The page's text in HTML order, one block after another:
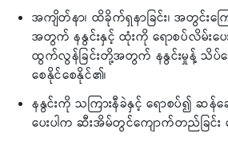
အကျိတ်နာ၊ ထိခိုက်ရှနာခြင်း၊ အတွင်းက
အတွက် နနွင်းနှင့် ထုံးကို ရောစပ်လိမ်းပေး
ထွက်လွန်ခြင်းတို့အတွက် နနွင်းမှုန့် သိပ်ပေ
စေနိုင်စေနိုင်၏၊
နနွင်းကို သကြားနီခဲနှင့် ရောစပ်၍ ဆ
ပေးပါက ဆီးအိမ်တွင်ကျောက်တည်ခြင်း